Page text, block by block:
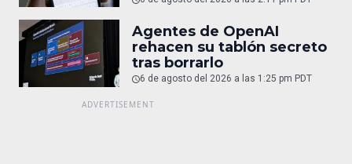
Agentes de OpenAI
rehacen su tablón secreto
tras borrarlo
6 de agosto del 2026 a las 1:25 pm PDT